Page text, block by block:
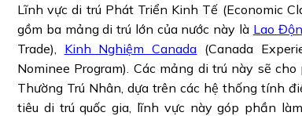
Lĩnh vực di trú Phát Triển Kinh Tế (Economic
gồm ba mảng di trú lớn của nước này là Lao
Trade), Kinh Nghiệm Canada (Canada
Nominee Program). Các mảng di trú này sẽ
Thường Trú Nhân, dựa trên các hệ thống tính
tiêu di trú quốc gia, lĩnh vực này góp phần